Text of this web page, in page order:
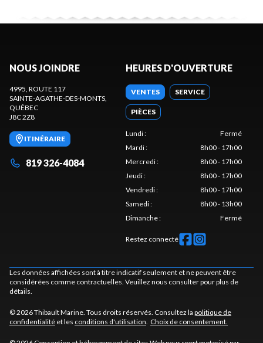
NOUS JOINDRE
4995, ROUTE 117
SAINTE-AGATHE-DES-MONTS,
QUÉBEC
J8C 2Z8
ITINÉRAIRE
819 326-4084
HEURES D'OUVERTURE
VENTES SERVICE
PIÈCES
Lundi:
Fermé
Mardi:
8h00 - 17h00
Mercredi:
8h00 - 17h00
Jeudi:
8h00 - 17h00
Vendredi:
8h00 - 17h00
Samedi:
8h00 - 13h00
Dimanche: Fermé
Restez connecté
Les données affichées sont à titre indicatif seulement et ne peuvent être
considérées comme contractuelles. Veuillez nous consulter pour plus de
détails.
© 2026 Thibault Marine. Tous droits réservés. Consultez la politique de
confidentialité et les conditions d'utilisation. Choix de consentement.